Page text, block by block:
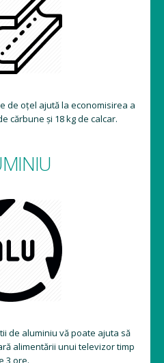
de oțel ajută la economisirea a
cărbune și 18 kg de calcar.
de aluminiu vă poate ajuta să
alimentării unui televizor timp
3 ore.